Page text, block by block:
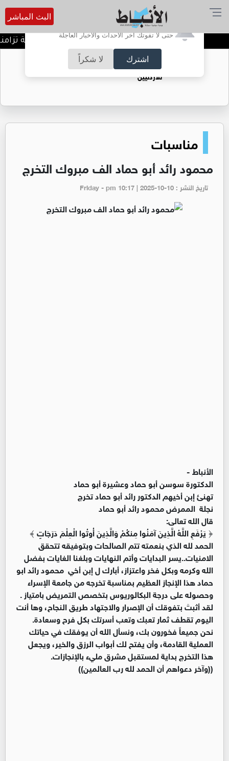
أترغب في تفعيل الإشعارات؟
حتى لا تفوتك آخر الأحداث والأخبار العاجلة
اشترك لا شكراً
البث المباشر
خطة أمنية ومرورية شاملة تزامنا
حقل الريشة حين يتحول الغاز إلى فرص عمل
للأردنيين
مناسبات
محمود رائد أبو حماد الف مبروك التخرج
تاريخ النشر : Friday - pm 10:17 | 2025-10-10
الأنباط -
الدكتورة سوسن أبو حماد وعشيرة أبو حماد
تهنئ إبن أخيهم الدكتور رائد أبو حماد تخرج
نجلة الممرض محمود رائد أبو حماد
قال الله تعالى:
﴿ يَرْفَعِ اللَّهُ الَّذِينَ آمَنُوا مِنكُمْ وَالَّذِينَ أُوتُوا الْعِلْمَ دَرَجَاتٍ ﴾
الحمد لله الذي بنعمته تتم الصالحات وبتوفيقه تتحقق
الامنيات..يسر البدايات وأتم النهايات وبلغنا الغايات بفضل
الله وكرمه وبكل فخر واعتزاز، أبارك ل إبن أخي محمود رائد ابو
حماد هذا الإنجاز العظيم بمناسبة تخرجه من جامعة الإسراء
وحصوله على درجة البكالوريوس بتخصص التمريض بامتياز .
لقد أثبتَ بتفوقك أن الإصرار والاجتهاد طريق النجاح، وها أنت
اليوم تقطف ثمار تعبك وتعب أسرتك بكل فرح وسعادة.
نحن جميعاً فخورون بك، ونسأل الله أن يوفقك في حياتك
العملية القادمة، وأن يفتح لك أبواب الرزق والخير، ويجعل
هذا التخرج بداية لمستقبل مشرق مليء بالإنجازات.
((وآخر دعواهم أن الحمد لله رب العالمين))